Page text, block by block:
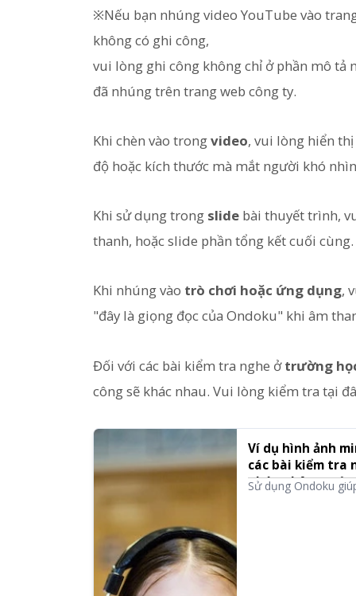
※Nếu bạn nhúng video YouTube vào
không có ghi công,
vui lòng ghi công không chỉ ở phần mô
đã nhúng trên trang web công ty.
Khi chèn vào trongvideo, vui lòng hiển
độ hoặc kích thước mà mắt người khó
Khi sử dụng trong slide bài thuyết trình,
thanh, hoặc slide phần tổng kết cuối cùng.
Khi nhúng vào trò chơi hoặc ứng dụng,
"đây là giọng đọc của Ondoku" khi âm
Đối với các bài kiểm tra nghe ởtrường
công sẽ khác nhau. Vui lòng kiểm tra tại
Ví dụ hình ảnh
các bài kiểm tra
pháp nhân
Sử dụng Ondoku